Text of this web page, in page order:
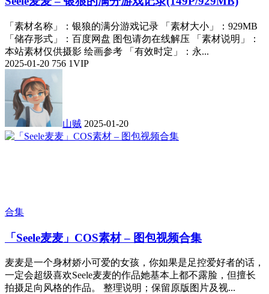
「素材名称」：银狼的满分游戏记录 「素材大小」：929MB
「储存形式」：百度网盘 图包请勿在线解压 「素材说明」：
本站素材仅供摄影 绘画参考 「有效时定」：永...
2025-01-20 756 1VIP
山贼 2025-01-20
合集
「Seele麦麦」COS素材 – 图包视频合集
麦麦是一个身材娇小可爱的女孩，你如果是足控爱好者的话，
一定会超级喜欢Seele麦麦的作品她基本上都不露脸，但擅长
拍摄足向风格的作品。 整理说明；保留原版图片及视...